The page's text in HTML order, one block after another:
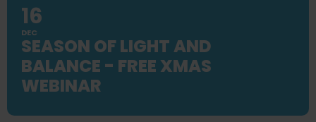
16
DEC
SEASON OF LIGHT AND
BALANCE - FREE XMAS
WEBINAR